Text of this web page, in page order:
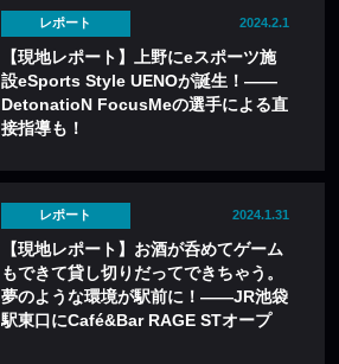
レポート 2024.2.1
【現地レポート】上野にeスポーツ施
設eSports Style UENOが誕生！——
DetonatioN FocusMeの選手による直
接指導も！
レポート 2024.1.31
【現地レポート】お酒が呑めてゲーム
もできて貸し切りだってできちゃう。
夢のような環境が駅前に！——JR池袋
駅東口にCafé&Bar RAGE STオープ